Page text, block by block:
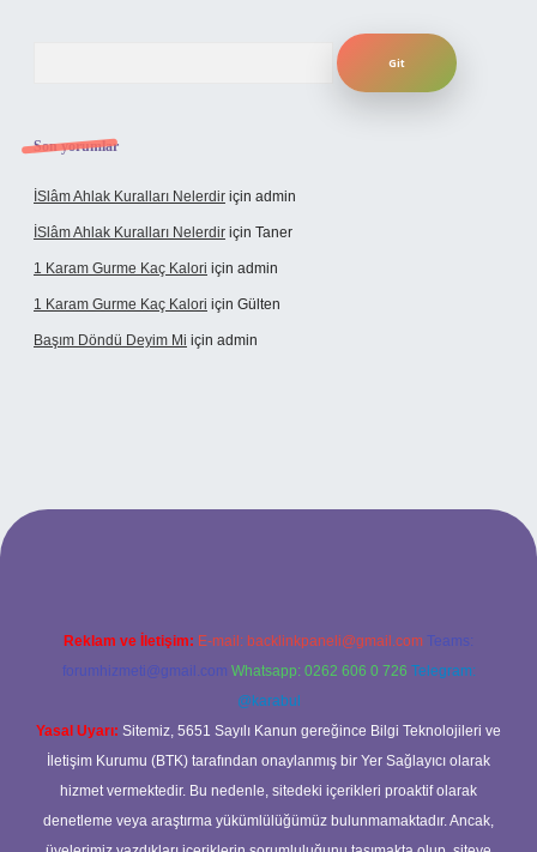
Son yorumlar
İSlâm Ahlak Kuralları Nelerdir için admin
İSlâm Ahlak Kuralları Nelerdir için Taner
1 Karam Gurme Kaç Kalori için admin
1 Karam Gurme Kaç Kalori için Gülten
Başım Döndü Deyim Mi için admin
Reklam ve İletişim: E-mail: backlinkpaneli@gmail.com Teams:
forumhizmeti@gmail.com Whatsapp: 0262 606 0 726 Telegram:
@karabul
Yasal Uyarı: Sitemiz, 5651 Sayılı Kanun gereğince Bilgi Teknolojileri ve
İletişim Kurumu (BTK) tarafından onaylanmış bir Yer Sağlayıcı olarak
hizmet vermektedir. Bu nedenle, sitedeki içerikleri proaktif olarak
denetleme veya araştırma yükümlülüğümüz bulunmamaktadır. Ancak,